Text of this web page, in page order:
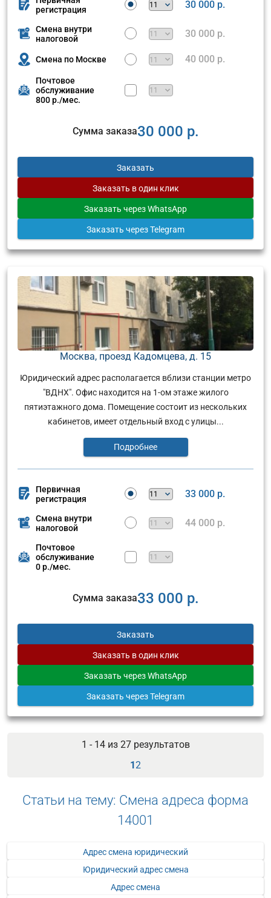
регистрация
30 000 р.
Смена внутри
налоговой
30 000 р.
Смена по Москве 40 000 р.
Почтовое
обслуживание
800 р./мес.
Сумма заказа30 000 р.
Заказать
Заказать в один клик
Заказать через WhatsApp
Заказать через Telegram
Москва, проезд Кадомцева, д. 15
Юридический адрес располагается вблизи станции метро
"ВДНХ". Офис находится на 1-ом этаже жилого
пятиэтажного дома. Помещение состоит из нескольких
кабинетов, имеет отдельный вход с улицы...
Подробнее
Первичная
регистрация
33 000 р.
Смена внутри
налоговой
44 000 р.
Почтовое
обслуживание
0 р./мес.
Сумма заказа33 000 р.
Заказать
Заказать в один клик
Заказать через WhatsApp
Заказать через Telegram
1 - 14 из 27результатов
12
Статьи на тему: Смена адреса форма
14001
Адрес смена юридический
Юридический адрес смена
Адрес смена